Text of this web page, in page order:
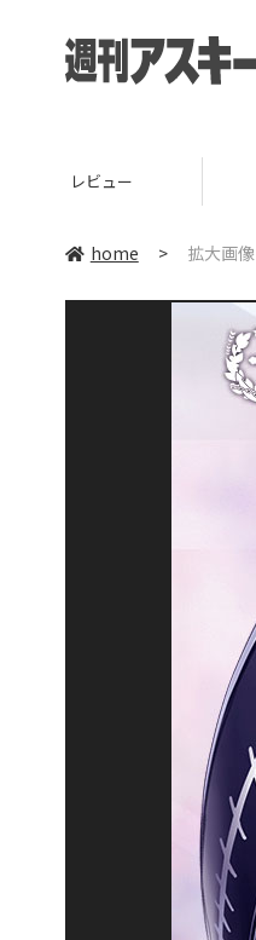
レビュー
home > 拡大画像